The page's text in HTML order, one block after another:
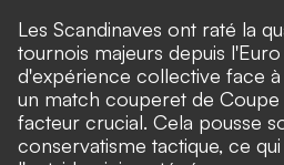
Les Scandinaves ont raté la
tournois majeurs depuis
d'expérience collective face
un match couperet de
facteur crucial. Cela pousse
conservatisme tactique, ce